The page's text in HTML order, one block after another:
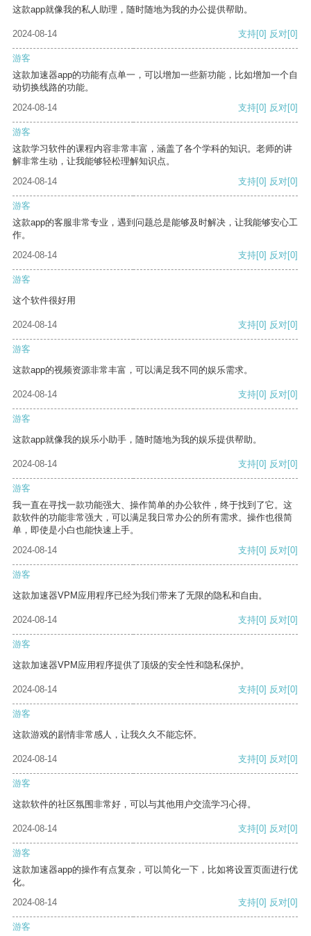
这款app就像我的私人助理，随时随地为我的办公提供帮助。
2024-08-14 支持[0] 反对[0]
游客
这款加速器app的功能有点单一，可以增加一些新功能，比如增加一个自
动切换线路的功能。
2024-08-14
支持[0] 反对[0]
游客
这款学习软件的课程内容非常丰富，涵盖了各个学科的知识。老师的讲
解非常生动，让我能够轻松理解知识点。
2024-08-14
支持[0] 反对[0]
游客
这款app的客服非常专业，遇到问题总是能够及时解决，让我能够安心工
作。
2024-08-14
支持[0] 反对[0]
游客
这个软件很好用
2024-08-14 支持[0] 反对[0]
游客
这款app的视频资源非常丰富，可以满足我不同的娱乐需求。
2024-08-14 支持[0] 反对[0]
游客
这款app就像我的娱乐小助手，随时随地为我的娱乐提供帮助。
2024-08-14 支持[0] 反对[0]
游客
我一直在寻找一款功能强大、操作简单的办公软件，终于找到了它。这
款软件的功能非常强大，可以满足我日常办公的所有需求。操作也很简
单，即使是小白也能快速上手。
2024-08-14
支持[0] 反对[0]
游客
这款加速器VPM应用程序已经为我们带来了无限的隐私和自由。
2024-08-14 支持[0] 反对[0]
游客
这款加速器VPM应用程序提供了顶级的安全性和隐私保护。
2024-08-14 支持[0] 反对[0]
游客
这款游戏的剧情非常感人，让我久久不能忘怀。
2024-08-14 支持[0] 反对[0]
游客
这款软件的社区氛围非常好，可以与其他用户交流学习心得。
2024-08-14 支持[0] 反对[0]
游客
这款加速器app的操作有点复杂，可以简化一下，比如将设置页面进行优
化。
2024-08-14
支持[0] 反对[0]
游客